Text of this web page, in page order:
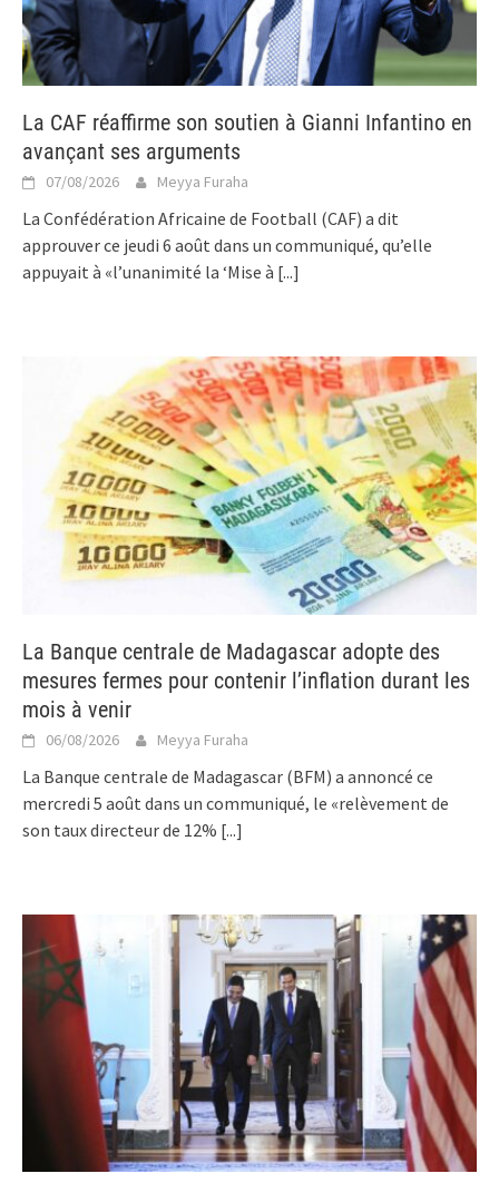
La CAF réaffirme son soutien à Gianni Infantino en
avançant ses arguments
07/08/2026 Meyya Furaha
La Confédération Africaine de Football (CAF) a dit
approuver ce jeudi 6 août dans un communiqué, qu’elle
appuyait à «l’unanimité la ‘Mise à [...]
La Banque centrale de Madagascar adopte des
mesures fermes pour contenir l’inflation durant les
mois à venir
06/08/2026 Meyya Furaha
La Banque centrale de Madagascar (BFM) a annoncé ce
mercredi 5 août dans un communiqué, le «relèvement de
son taux directeur de 12% [...]